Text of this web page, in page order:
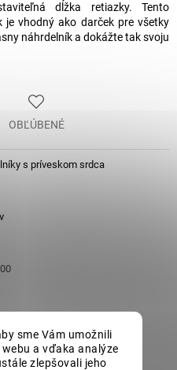
sme Vám umožnili
a vďaka analýze
zlepšovali jeho
dĺžka retiazky. Tento
je vhodný ako darček pre všetky
náhrdelník a dokážte tak svoju
OBĽÚBENÉ
s príveskom srdca